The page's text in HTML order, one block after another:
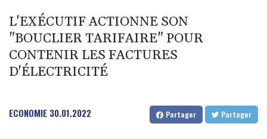
L'EXÉCUTIF ACTIONNE SON
"BOUCLIER TARIFAIRE" POUR
CONTENIR LES FACTURES
D'ÉLECTRICITÉ
ECONOMIE 30.01.2022 Partager Partager